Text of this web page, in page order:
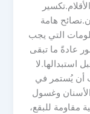
هامة
التي يجب
عادةً ما تبقى
تقريبًا قبل استبدالها.لا
أن يُستمر في
وغسول
مقاومة للبقع،